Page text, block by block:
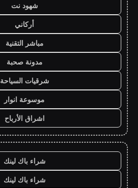
شهود نت
أركاني
مباشر التقنية
مدونة صحبة
شرقيات السياحة
موسوعة انوار
اشراق الأرباح
شراء باك لينك
شراء باك لينك